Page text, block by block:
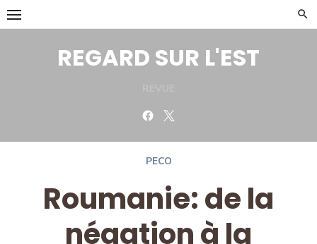
Skip
to
REGARD SUR L'EST
Facebook
PECO
Roumanie: de la
négation à la